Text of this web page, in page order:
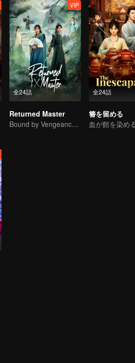
全24話
VIP
Returned Master
Bound by Vengeance, Entwined by Fate
全24話
簪を留める